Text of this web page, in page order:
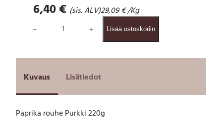
6,40€ (sis. ALV)29,09€/Kg
k
a
r
u
− + Lisää ostoskoriin
Kuvaus Lisätiedot
Paprika rouhe Purkki 220g